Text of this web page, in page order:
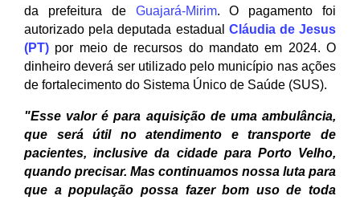
da prefeitura de Guajará-Mirim. O pagamento foi
autorizado pela deputada estadual Cláudia de Jesus
(PT) por meio de recursos do mandato em 2024. O
dinheiro deverá ser utilizado pelo município nas ações
de fortalecimento do Sistema Único de Saúde (SUS).
"Esse valor é para aquisição de uma ambulância,
que será útil no atendimento e transporte de
pacientes, inclusive da cidade para Porto Velho,
quando precisar. Mas continuamos nossa luta para
que a população possa fazer bom uso de toda